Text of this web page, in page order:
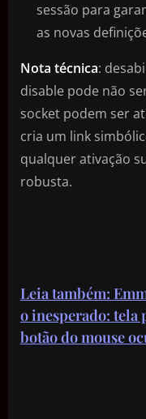
sessão para
as novas
Nota técnica:
disable pode não
socket podem ser
cria um link
qualquer ativação
robusta.
Leia também:
o inesperado: tela
botão do mouse